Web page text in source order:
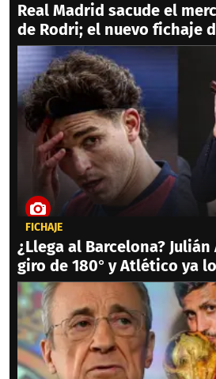
Real Madrid sacude el
de Rodri; el nuevo fichaje
FICHAJE
¿Llega al Barcelona? Julián
giro de 180° y Atlético ya